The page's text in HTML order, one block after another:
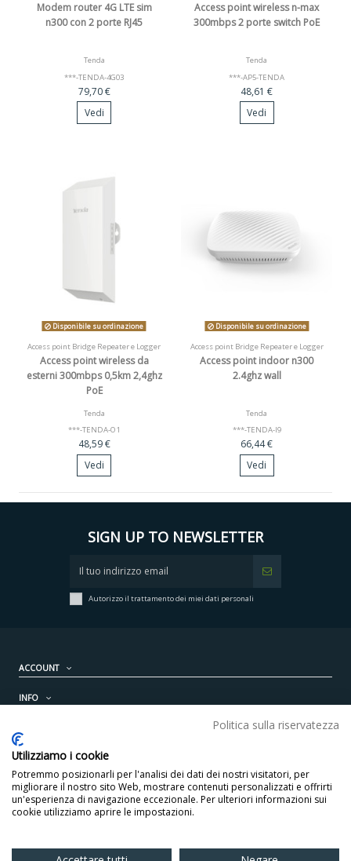
Modem router 4G LTE sim
n300 con 2 porte RJ45
Tenda
***-TENDA-4G03
79,70 €
Vedi
Access point wireless n-max
300mbps 2 porte switch PoE
Tenda
***-AP5-TENDA
48,61 €
Vedi
Disponibile su ordinazione
Access point Bridge Repeater e Logger
Access point wireless da
esterni 300mbps 0,5km 2,4ghz
PoE
Tenda
***-TENDA-O1
48,59 €
Vedi
Disponibile su ordinazione
Access point Bridge Repeater e Logger
Access point indoor n300
2.4ghz wall
Tenda
***-TENDA-I9
66,44 €
Vedi
SIGN UP TO NEWSLETTER
Autorizzo il trattamento dei miei dati personali
ACCOUNT
INFO
CONTATTI
Politica sulla riservatezza
Utilizziamo i cookie
Potremmo posizionarli per l'analisi dei dati dei nostri visitatori, per
migliorare il nostro sito Web, mostrare contenuti personalizzati e offrirti
un'esperienza di navigazione eccezionale. Per ulteriori informazioni sui
cookie utilizziamo aprire le impostazioni.